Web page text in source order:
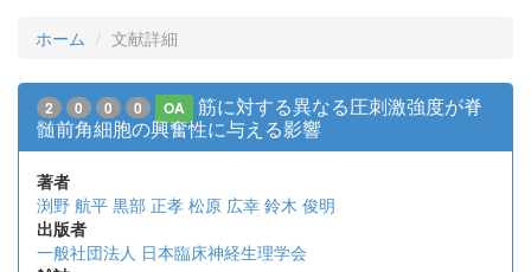
ホーム 文献詳細
2 0 0 0 OA
筋に対する異なる圧刺激強度が脊
髄前角細胞の興奮性に与える影響
著者
渕野 航平 黒部 正孝 松原 広幸 鈴木 俊明
出版者
一般社団法人 日本臨床神経生理学会